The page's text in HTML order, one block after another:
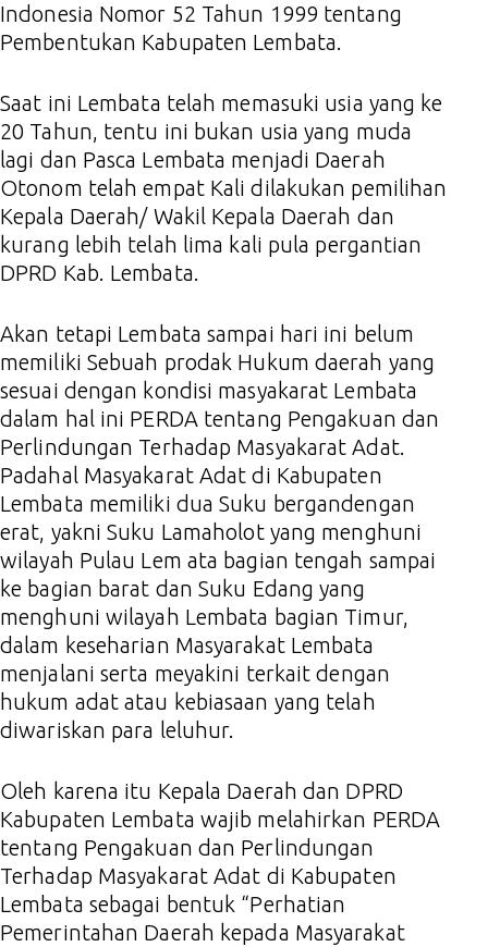
Indonesia Nomor 52 Tahun 1999 tentang
Pembentukan Kabupaten Lembata.
Saat ini Lembata telah memasuki usia yang ke
20 Tahun, tentu ini bukan usia yang muda
lagi dan Pasca Lembata menjadi Daerah
Otonom telah empat Kali dilakukan pemilihan
Kepala Daerah/ Wakil Kepala Daerah dan
kurang lebih telah lima kali pula pergantian
DPRD Kab. Lembata.
Akan tetapi Lembata sampai hari ini belum
memiliki Sebuah prodak Hukum daerah yang
sesuai dengan kondisi masyakarat Lembata
dalam hal ini PERDA tentang Pengakuan dan
Perlindungan Terhadap Masyakarat Adat.
Padahal Masyakarat Adat di Kabupaten
Lembata memiliki dua Suku bergandengan
erat, yakni Suku Lamaholot yang menghuni
wilayah Pulau Lem ata bagian tengah sampai
ke bagian barat dan Suku Edang yang
menghuni wilayah Lembata bagian Timur,
dalam keseharian Masyarakat Lembata
menjalani serta meyakini terkait dengan
hukum adat atau kebiasaan yang telah
diwariskan para leluhur.
Oleh karena itu Kepala Daerah dan DPRD
Kabupaten Lembata wajib melahirkan PERDA
tentang Pengakuan dan Perlindungan
Terhadap Masyakarat Adat di Kabupaten
Lembata sebagai bentuk “Perhatian
Pemerintahan Daerah kepada Masyarakat